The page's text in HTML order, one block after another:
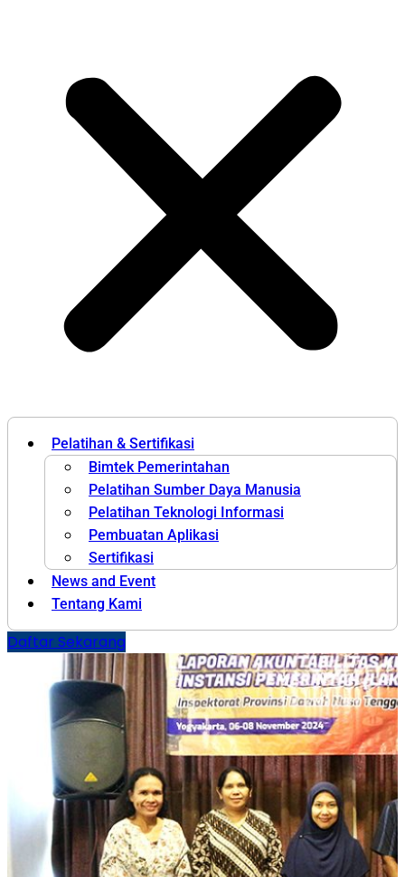
Pelatihan & Sertifikasi
Bimtek Pemerintahan
Pelatihan Sumber Daya Manusia
Pelatihan Teknologi Informasi
Pembuatan Aplikasi
Sertifikasi
News and Event
Tentang Kami
Daftar Sekarang